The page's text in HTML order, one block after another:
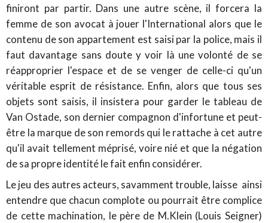
finiront par partir. Dans une autre scène, il forcera la
femme de son avocat à jouer l'International alors que le
contenu de son appartement est saisi par la police, mais il
faut davantage sans doute y voir là une volonté de se
réapproprier l'espace et de se venger de celle-ci qu'un
véritable esprit de résistance. Enfin, alors que tous ses
objets sont saisis, il insistera pour garder le tableau de
Van Ostade, son dernier compagnon d'infortune et peut-
être la marque de son remords qui le rattache à cet autre
qu'il avait tellement méprisé, voire nié et que la négation
de sa propre identité le fait enfin considérer.
Le jeu des autres acteurs, savamment trouble, laisse ainsi
entendre que chacun complote ou pourrait être complice
de cette machination, le père de M.Klein (Louis Seigner)